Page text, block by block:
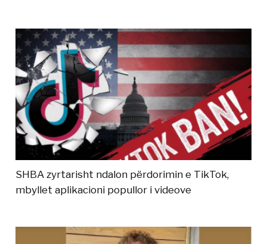
SHBA zyrtarisht ndalon përdorimin e TikTok,
mbyllet aplikacioni popullor i videove